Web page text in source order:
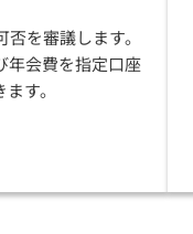
を審議します。
年会費を指定口座
す。